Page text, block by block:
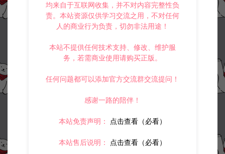
上一篇：
3D仙侠手游【古剑飞仙】客户端源码+服务端源码+导表工具+开发文档
下一篇：
均来自于互联网收集，并不对内容完整性负
责。本站资源仅供学习交流之用，不对任何
人的商业行为负责，切勿非法用途！
本站不提供任何技术支持、修改、维护服
务，若需商业使用请购买正版。
任何问题都可以添加官方交流群交流提问！
感谢一路的陪伴！
本站免责声明： 点击查看（必看）
本站售后说明： 点击查看（必看）